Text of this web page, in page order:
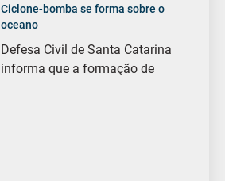
Ciclone-bomba se forma sobre o
oceano
Defesa Civil de Santa Catarina
informa que a formação de